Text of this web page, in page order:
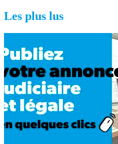
Les plus lus